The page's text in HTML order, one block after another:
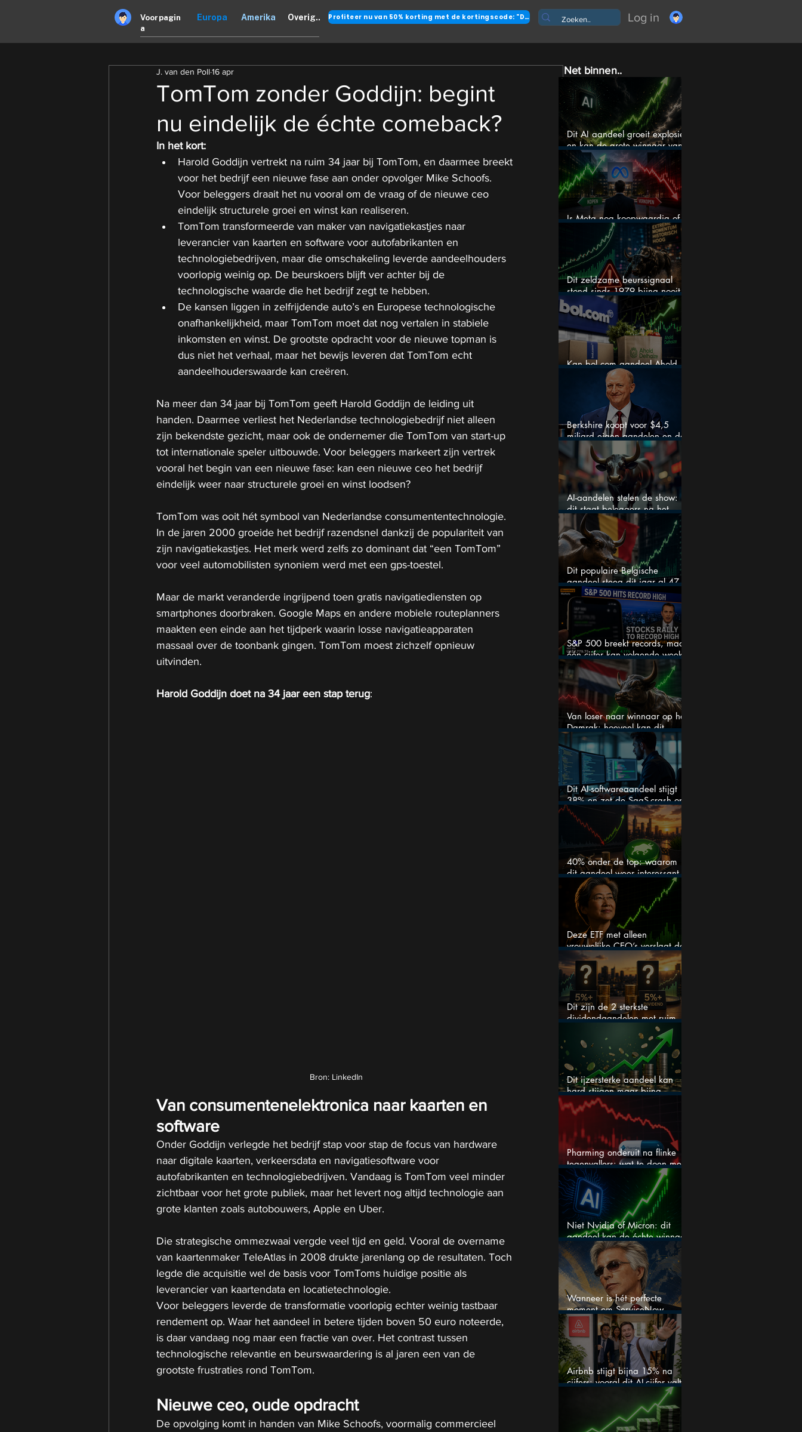
Voorpagin
a
Europa Amerika Overig.. Profiteer nu van 50% korting met de kortingscode: "DANK" Log in
TomTom zonder Goddijn: begint
nu eindelijk de échte comeback?
J. van den Poll 16 apr
In het kort:
Harold Goddijn vertrekt na ruim 34 jaar bij TomTom, en daarmee breekt
voor het bedrijf een nieuwe fase aan onder opvolger Mike Schoofs.
Voor beleggers draait het nu vooral om de vraag of de nieuwe ceo
eindelijk structurele groei en winst kan realiseren.
TomTom transformeerde van maker van navigatiekastjes naar
leverancier van kaarten en software voor autofabrikanten en
technologiebedrijven, maar die omschakeling leverde aandeelhouders
voorlopig weinig op. De beurskoers blijft ver achter bij de
technologische waarde die het bedrijf zegt te hebben.
De kansen liggen in zelfrijdende auto’s en Europese technologische
onafhankelijkheid, maar TomTom moet dat nog vertalen in stabiele
inkomsten en winst. De grootste opdracht voor de nieuwe topman is
dus niet het verhaal, maar het bewijs leveren dat TomTom echt
aandeelhouderswaarde kan creëren.
Na meer dan 34 jaar bij TomTom geeft Harold Goddijn de leiding uit
handen. Daarmee verliest het Nederlandse technologiebedrijf niet alleen
zijn bekendste gezicht, maar ook de ondernemer die TomTom van start-up
tot internationale speler uitbouwde. Voor beleggers markeert zijn vertrek
vooral het begin van een nieuwe fase: kan een nieuwe ceo het bedrijf
eindelijk weer naar structurele groei en winst loodsen?
TomTom was ooit hét symbool van Nederlandse consumententechnologie.
In de jaren 2000 groeide het bedrijf razendsnel dankzij de populariteit van
zijn navigatiekastjes. Het merk werd zelfs zo dominant dat “een TomTom”
voor veel automobilisten synoniem werd met een gps-toestel.
Maar de markt veranderde ingrijpend toen gratis navigatiediensten op
smartphones doorbraken. Google Maps en andere mobiele routeplanners
maakten een einde aan het tijdperk waarin losse navigatieapparaten
massaal over de toonbank gingen. TomTom moest zichzelf opnieuw
uitvinden.
Harold Goddijn doet na 34 jaar een stap terug:
Bron: LinkedIn
Van consumentenelektronica naar kaarten en
software
Onder Goddijn verlegde het bedrijf stap voor stap de focus van hardware
naar digitale kaarten, verkeersdata en navigatiesoftware voor
autofabrikanten en technologiebedrijven. Vandaag is TomTom veel minder
zichtbaar voor het grote publiek, maar het levert nog altijd technologie aan
grote klanten zoals autobouwers, Apple en Uber.
Die strategische ommezwaai vergde veel tijd en geld. Vooral de overname
van kaartenmaker TeleAtlas in 2008 drukte jarenlang op de resultaten. Toch
legde die acquisitie wel de basis voor TomToms huidige positie als
leverancier van kaartendata en locatietechnologie.
Voor beleggers leverde de transformatie voorlopig echter weinig tastbaar
rendement op. Waar het aandeel in betere tijden boven 50 euro noteerde,
is daar vandaag nog maar een fractie van over. Het contrast tussen
technologische relevantie en beurswaardering is al jaren een van de
grootste frustraties rond TomTom.
Nieuwe ceo, oude opdracht
De opvolging komt in handen van Mike Schoofs, voormalig commercieel
Net binnen..
Dit AI aandeel groeit explosief
en kan de grote winnaar van
AI worden
Is Meta nog koopwaardig of
wordt het tijd om te verkopen?
Dit zeldzame beurssignaal
stond sinds 1979 bijna nooit
zo extreem
Kan bol.com aandeel Ahold
nieuw leven inblazen?
Berkshire koopt voor $4,5
miljard eigen aandelen en dat
zegt veel over de waardering
AI-aandelen stelen de show:
dit staat beleggers na het
weekend te wachten
Dit populaire Belgische
aandeel steeg dit jaar al 47
procent: is er ruimte voor
meer?
S&P 500 breekt records, maar
één cijfer kan volgende week
alles veranderen
Van loser naar winnaar op het
Damrak: hoeveel kan dit
Nederlandse aandeel nog
stijgen?
Dit AI-softwareaandeel stijgt
38% en zet de SaaS-crash op
zijn kop
40% onder de top: waarom
dit aandeel weer interessant
wordt
Deze ETF met alleen
vrouwelijke CEO’s verslaat de
S&P 500 keihard
Dit zijn de 2 sterkste
dividendaandelen met ruim
Dit ijzersterke aandeel kan
hard stijgen maar bijna
niemand kijkt
Pharming onderuit na flinke
tegenvallers: wat te doen met
het aandeel?
Niet Nvidia of Micron: dit
aandeel kan de échte winnaar
van de AI-race worden
Wanneer is hét perfecte
moment om ServiceNow
aandelen te kopen?
Airbnb stijgt bijna 15% na
cijfers: vooral dit AI-cijfer valt